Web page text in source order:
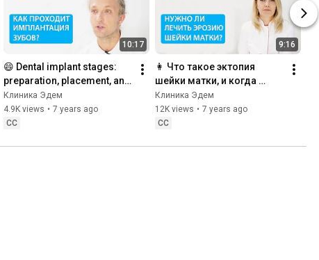
10:17
😄 Dental implant stages:
preparation, placement, and
lifespan. Dental implant
process. 12+
Клиника Эдем
4.9K views • 7 years ago
CC
9:16
👩 Что такое эктопия
шейки матки, и когда
необходимо ее лечить.
Эктопия шейки матки
лечение. 12+
Клиника Эдем
12K views • 7 years ago
CC